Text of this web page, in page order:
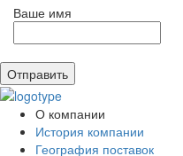
Ваше имя
Отправить
О компании
История компании
География поставок